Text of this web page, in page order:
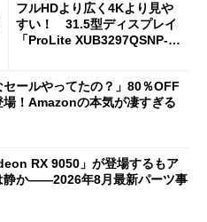
フルHDより広く4Kより見や
すい！ 31.5型ディスプレイ
「ProLite XUB3297QSNP-B
セールやってたの？」80％OFF
場！Amazonの本気が凄すぎる
RX 9050」が登場するもア
静か――2026年8月最新パーツ事